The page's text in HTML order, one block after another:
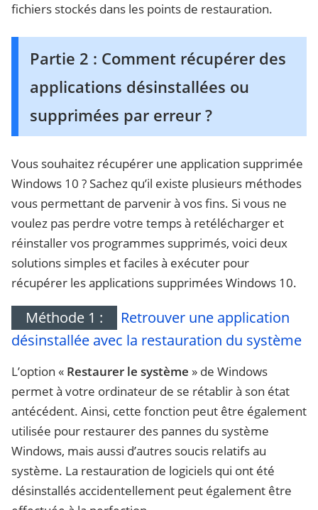
fichiers stockés dans les points de restauration.
Partie 2 : Comment récupérer des
applications désinstallées ou
supprimées par erreur ?
Vous souhaitez récupérer une application supprimée
Windows 10 ? Sachez qu’il existe plusieurs méthodes
vous permettant de parvenir à vos fins. Si vous ne
voulez pas perdre votre temps à retélécharger et
réinstaller vos programmes supprimés, voici deux
solutions simples et faciles à exécuter pour
récupérer les applications supprimées Windows 10.
Méthode 1 :
Retrouver une application
désinstallée avec la restauration du système
L’option « Restaurer le système » de Windows
permet à votre ordinateur de se rétablir à son état
antécédent. Ainsi, cette fonction peut être également
utilisée pour restaurer des pannes du système
Windows, mais aussi d’autres soucis relatifs au
système. La restauration de logiciels qui ont été
désinstallés accidentellement peut également être